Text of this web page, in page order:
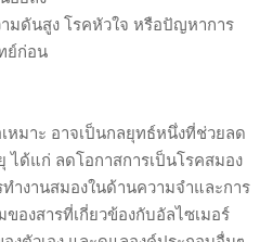
มดันสูง โรคหัวใจ หรือปัญหาการ
ย์ก่อน
มาะ อาจเป็นกลยุทธ์หนึ่งที่ช่วยลด
ได้แก่ ลดโอกาสการเป็นโรคสมอง
ำงานสมองในด้านความจำและการ
องสารที่เกี่ยวข้องกับอัลไซเมอร์